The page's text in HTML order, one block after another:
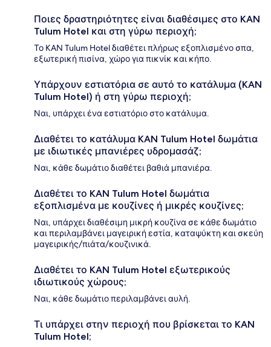
Ποιες δραστηριότητες είναι διαθέσιμες στο KAN
Tulum Hotel και στη γύρω περιοχή;
Το KAN Tulum Hotel διαθέτει πλήρως εξοπλισμένο σπα,
εξωτερική πισίνα, χώρο για πικνίκ και κήπο.
Υπάρχουν εστιατόρια σε αυτό το κατάλυμα (KAN
Tulum Hotel) ή στη γύρω περιοχή;
Ναι, υπάρχει ένα εστιατόριο στο κατάλυμα.
Διαθέτει το κατάλυμα KAN Tulum Hotel δωμάτια
με ιδιωτικές μπανιέρες υδρομασάζ;
Ναι, κάθε δωμάτιο διαθέτει βαθιά μπανιέρα.
Διαθέτει το KAN Tulum Hotel δωμάτια
εξοπλισμένα με κουζίνες ή μικρές κουζίνες;
Ναι, υπάρχει διαθέσιμη μικρή κουζίνα σε κάθε δωμάτιο
και περιλαμβάνει μαγειρική εστία, καταψύκτη και σκεύη
μαγειρικής/πιάτα/κουζινικά.
Διαθέτει το KAN Tulum Hotel εξωτερικούς
ιδιωτικούς χώρους;
Ναι, κάθε δωμάτιο περιλαμβάνει αυλή.
Τι υπάρχει στην περιοχή που βρίσκεται το KAN
Tulum Hotel;